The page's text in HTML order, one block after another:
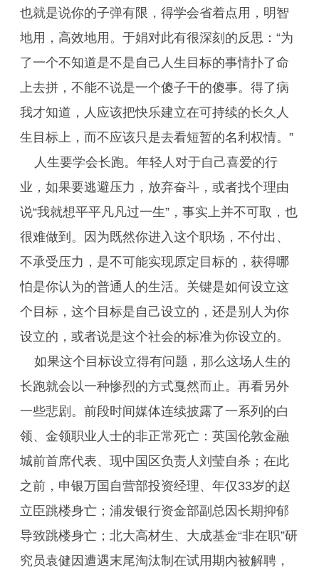
也就是说你的子弹有限，得学会省着点用，明智
地用，高效地用。于娟对此有很深刻的反思：“为
了一个不知道是不是自己人生目标的事情扑了命
上去拼，不能不说是一个傻子干的傻事。得了病
我才知道，人应该把快乐建立在可持续的长久人
生目标上，而不应该只是去看短暂的名利权情。”
人生要学会长跑。年轻人对于自己喜爱的行
业，如果要逃避压力，放弃奋斗，或者找个理由
说“我就想平平凡凡过一生”，事实上并不可取，也
很难做到。因为既然你进入这个职场，不付出、
不承受压力，是不可能实现原定目标的，获得哪
怕是你认为的普通人的生活。关键是如何设立这
个目标，这个目标是自己设立的，还是别人为你
设立的，或者说是这个社会的标准为你设立的。
如果这个目标设立得有问题，那么这场人生的
长跑就会以一种惨烈的方式戛然而止。再看另外
一些悲剧。前段时间媒体连续披露了一系列的白
领、金领职业人士的非正常死亡：英国伦敦金融
城前首席代表、现中国区负责人刘莹自杀；在此
之前，申银万国自营部投资经理、年仅33岁的赵
立臣跳楼身亡；浦发银行资金部副总因长期抑郁
导致跳楼身亡；北大高材生、大成基金“非在职”研
究员袁健因遭遇末尾淘汰制在试用期内被解聘，